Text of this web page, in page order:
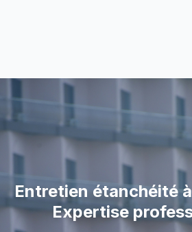
Entretien étanchéité
Expertise